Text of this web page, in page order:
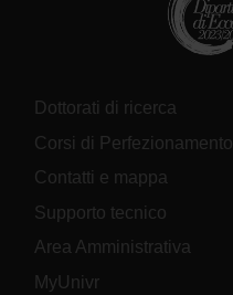
Dottorati di ricerca
Corsi di Perfezionamento
Contatti e mappa
Supporto tecnico
Area Amministrativa
MyUnivr